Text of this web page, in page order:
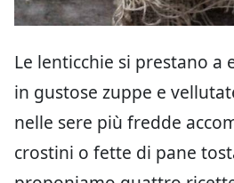
Le lenticchie si prestano a
in gustose zuppe e
nelle sere più fredde
crostini o fette di pane